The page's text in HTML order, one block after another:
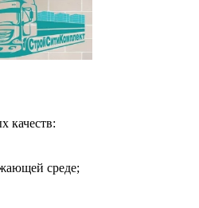
качеств:
среде;